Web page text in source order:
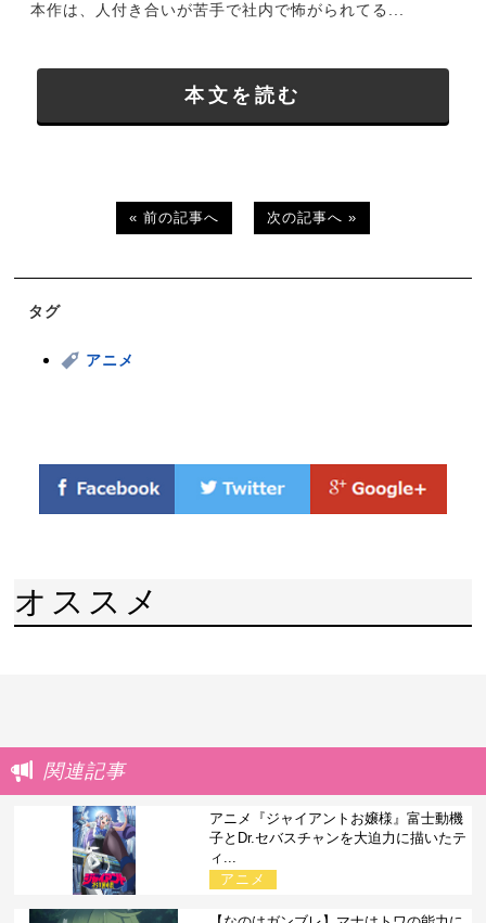
本作は、人付き合いが苦手で社内で怖がられてる...
本文を読む
« 前の記事へ 次の記事へ »
タグ
アニメ
オススメ
関連記事
アニメ『ジャイアントお嬢様』富士動機
子とDr.セバスチャンを大迫力に描いたテ
ィ...
アニメ